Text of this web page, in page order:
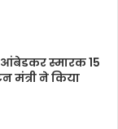
आंबेडकर स्मारक 15
मंत्री ने किया